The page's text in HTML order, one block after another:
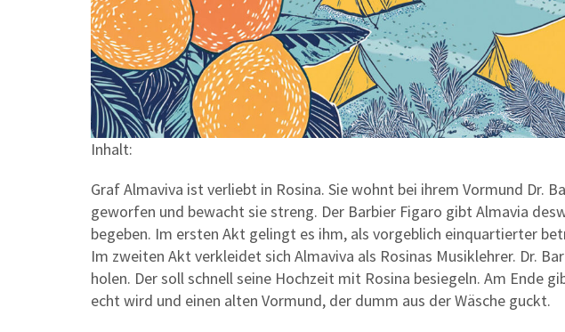
Inhalt:
Graf Almaviva ist verliebt in Rosina. Sie wohnt bei ihrem Vormund Dr.
geworfen und bewacht sie streng. Der Barbier Figaro gibt Almavia
begeben. Im ersten Akt gelingt es ihm, als vorgeblich einquartierter
Im zweiten Akt verkleidet sich Almaviva als Rosinas Musiklehrer. Dr.
holen. Der soll schnell seine Hochzeit mit Rosina besiegeln. Am Ende
echt wird und einen alten Vormund, der dumm aus der Wäsche guckt.